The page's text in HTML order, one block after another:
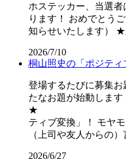
ホステッカー、当選
ります！ おめでとう
知らせいたします
2026/7/10
桐山照史の「ポジティ
登場するたびに募集
たなお題が始動します
★ その
ティブ変換」！ モヤ
（上司や友人からの
2026/6/27